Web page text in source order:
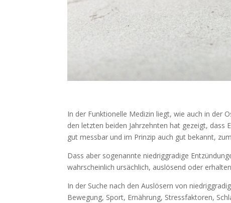
In der Funktionelle Medizin liegt, wie auch in der
den letzten beiden Jahrzehnten hat gezeigt, dass
gut messbar und im Prinzip auch gut bekannt,
Dass aber sogenannte niedriggradige
wahrscheinlich ursächlich, auslösend oder
In der Suche nach den Auslösern von
Bewegung, Sport, Ernährung, Stressfaktoren,